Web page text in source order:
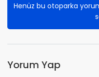
Henüz bu otoparka
Yorum Yap